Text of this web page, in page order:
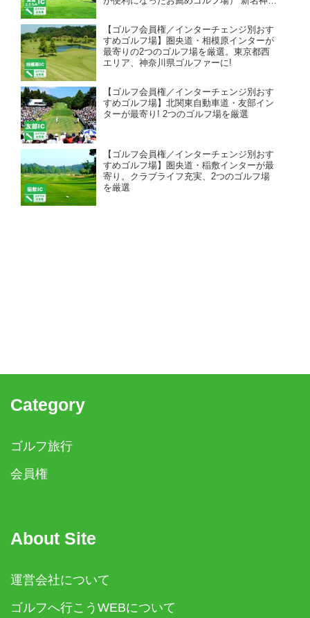
適アクセス。
【ゴルフ会員権／インターチェンジ別おす
すめゴルフ場】圏央道・相模原インターが
最寄りの2つのゴルフ場を厳選。東京都西
エリア、神奈川県ゴルファーに!
【ゴルフ会員権／インターチェンジ別おす
すめゴルフ場】北関東自動車道・友部イン
ターが最寄り! 2つのゴルフ場を厳選
【ゴルフ会員権／インターチェンジ別おす
すめゴルフ場】圏央道・稲敷インターが最
寄り。クラブライフ充実、2つのゴルフ場
を厳選
Category
ゴルフ旅行
会員権
About Site
運営会社について
ゴルフへ行こうWEBについて